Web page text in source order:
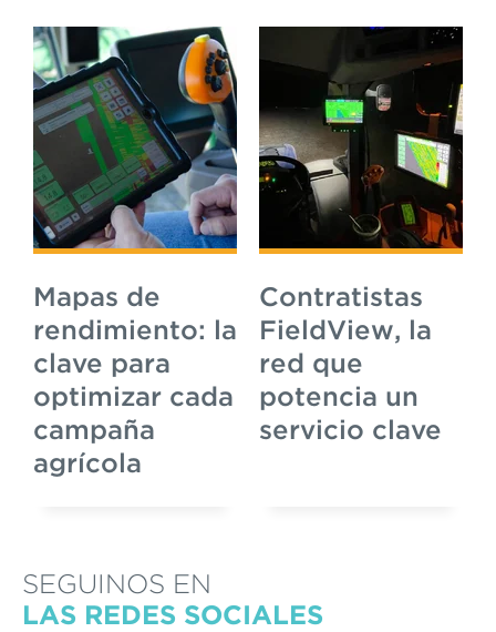
Mapas de
rendimiento: la
clave para
optimizar cada
campaña
agrícola
Contratistas
FieldView, la
red que
potencia un
servicio clave
SEGUINOS EN
LAS REDES SOCIALES